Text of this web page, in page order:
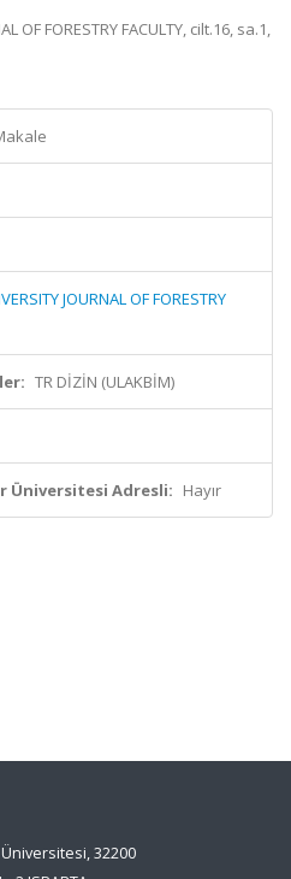
OF FORESTRY FACULTY, cilt.16, sa.1,
JOURNAL OF FORESTRY
TR DİZİN (ULAKBİM)
Üniversitesi Adresli: Hayır
32200